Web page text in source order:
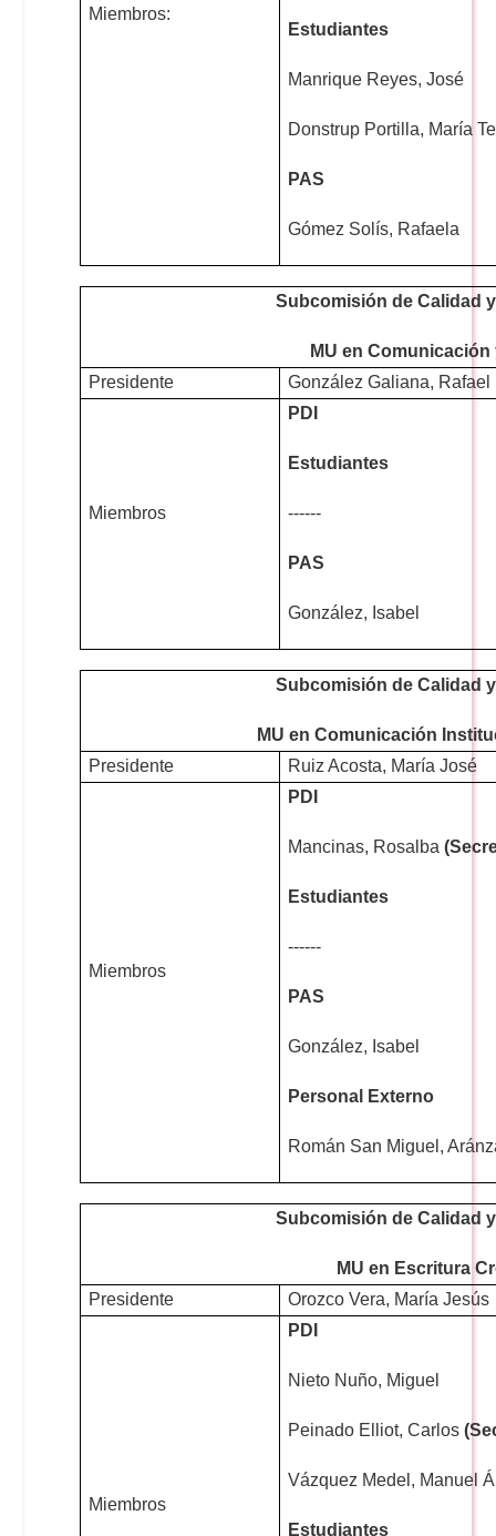
Miembros:
Estudiantes
Manrique Reyes, José
Donstrup Portilla, María
PAS
Gómez Solís, Rafaela
Subcomisión de Calidad
MU en
Presidente
González Galiana, Rafael
Miembros
PDI
Estudiantes
------
PAS
González, Isabel
Subcomisión de Calidad
MU en Comunicación
Presidente
Ruiz Acosta, María José
Miembros
PDI
Mancinas, Rosalba
Estudiantes
------
PAS
González, Isabel
Personal Externo
Román San Miguel,
Subcomisión de Calidad
MU en Escritura
Presidente
Orozco Vera, María Jesús
Miembros
PDI
Nieto Nuño, Miguel
Peinado Elliot, Carlos
Vázquez Medel, Manuel
Estudiantes